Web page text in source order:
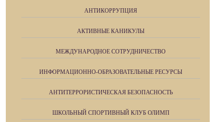
АНТИКОРРУПЦИЯ
АКТИВНЫЕ КАНИКУЛЫ
МЕЖДУНАРОДНОЕ СОТРУДНИЧЕСТВО
ИНФОРМАЦИОННО-ОБРАЗОВАТЕЛЬНЫЕ РЕСУРСЫ
АНТИТЕРРОРИСТИЧЕСКАЯ БЕЗОПАСНОСТЬ
ШКОЛЬНЫЙ СПОРТИВНЫЙ КЛУБ ОЛИМП